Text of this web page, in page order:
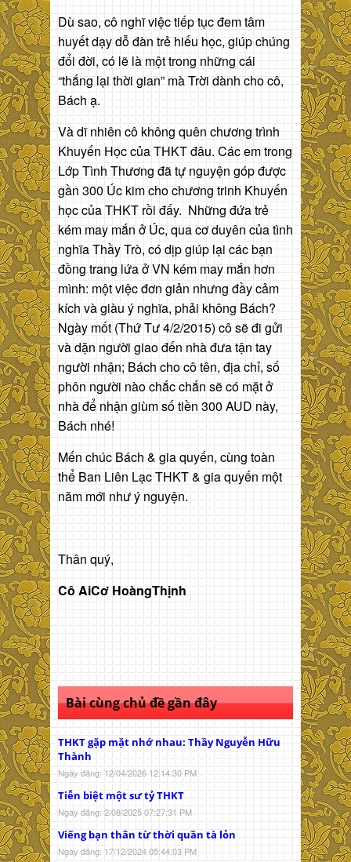
Dù sao, cô nghĩ việc tiếp tục đem tâm
huyết dạy dỗ đàn trẻ hiếu học, giúp chúng
đổi đời, có lẽ là một trong những cái
“thắng lại thời gian” mà Trời dành cho cô,
Bách ạ.
Và dĩ nhiên cô không quên chương trình
Khuyến Học của THKT đâu. Các em trong
Lớp Tình Thương đã tự nguyện góp được
gần 300 Úc kim cho chương trinh Khuyến
học của THKT rồi đấy. Những đứa trẻ
kém may mắn ở Úc, qua cơ duyên của tình
nghĩa Thầy Trò, có dịp giúp lại các bạn
đồng trang lứa ở VN kém may mắn hơn
mình: một việc đơn giản nhưng đầy cảm
kích và giàu ý nghĩa, phải không Bách?
Ngày mốt (Thứ Tư 4/2/2015) cô sẽ đi gửi
và dặn người giao đến nhà đưa tận tay
người nhận; Bách cho cô tên, địa chỉ, số
phôn người nào chắc chắn sẽ có mặt ở
nhà để nhận giùm số tiền 300 AUD này,
Bách nhé!
Mến chúc Bách & gia quyến, cùng toàn
thể Ban Liên Lạc THKT & gia quyến một
năm mới như ý nguyện.
Thân quý,
Cô AiCơ HoàngThịnh
Bài cùng chủ đề gần đây
THKT gặp mặt nhớ nhau: Thầy Nguyễn Hữu
Thành
Ngày đăng: 12/04/2026 12:14:30 PM
Tiễn biệt một sư tỷ THKT
Ngày đăng: 2/08/2025 07:27:31 PM
Viếng bạn thân từ thời quần tà lỏn
Ngày đăng: 17/12/2024 05:44:03 PM